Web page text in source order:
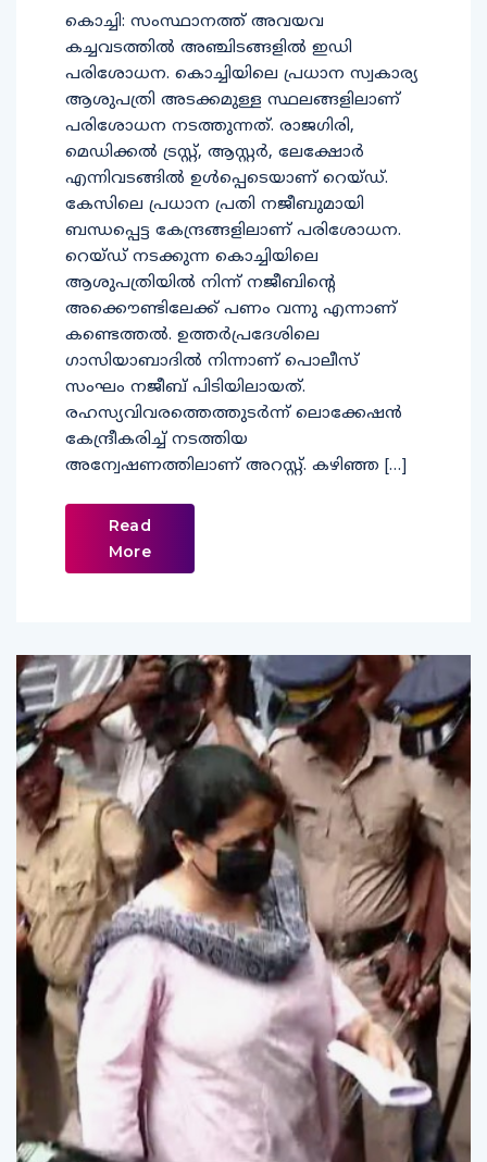
കൊച്ചി: സംസ്ഥാനത്ത് അവയവ
കച്ചവടത്തില്‍ അഞ്ചിടങ്ങളില്‍ ഇഡി
പരിശോധന. കൊച്ചിയിലെ പ്രധാന സ്വകാര്യ
ആശുപത്രി അടക്കമുള്ള സ്ഥലങ്ങളിലാണ്
പരിശോധന നടത്തുന്നത്. രാജഗിരി,
മെഡിക്കല്‍ ട്രസ്റ്റ്, ആസ്റ്റര്‍, ലേക്ഷോര്‍
എന്നിവടങ്ങില്‍ ഉള്‍പ്പെടെയാണ് റെയ്ഡ്.
കേസിലെ പ്രധാന പ്രതി നജീബുമായി
ബന്ധപ്പെട്ട കേന്ദ്രങ്ങളിലാണ് പരിശോധന.
റെയ്ഡ് നടക്കുന്ന കൊച്ചിയിലെ
ആശുപത്രിയില്‍ നിന്ന് നജീബിന്റെ
അക്കൌണ്ടിലേക്ക് പണം വന്നു എന്നാണ്
കണ്ടെത്തല്‍. ഉത്തര്‍പ്രദേശിലെ
ഗാസിയാബാദില്‍ നിന്നാണ് പൊലീസ്
സംഘം നജീബ് പിടിയിലായത്.
രഹസ്യവിവരത്തെത്തുടര്‍ന്ന് ലൊക്കേഷന്‍
കേന്ദ്രീകരിച്ച് നടത്തിയ
അന്വേഷണത്തിലാണ് അറസ്റ്റ്. കഴിഞ്ഞ […]
Read
More